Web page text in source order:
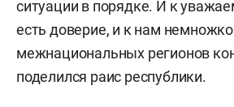
ситуации в порядке. И к
есть доверие, и к нам
межнациональных регионов
поделился раис республики.